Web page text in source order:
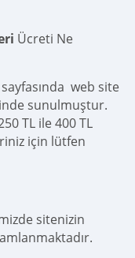
Ücreti Ne
web site
sunulmuştur.
TL ile 400 TL
için lütfen
sitenizin